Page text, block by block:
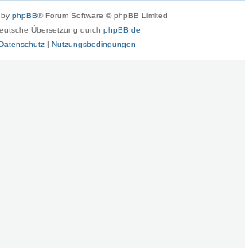
phpBB® Forum Software © phpBB Limited
Übersetzung durch phpBB.de
| Nutzungsbedingungen